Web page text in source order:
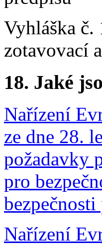
Vyhláška č.
zotavovací
18. Jaké
Nařízení
ze dne 28.
požadavky
pro
Nařízení